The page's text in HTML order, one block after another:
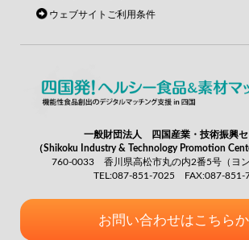
ウェブサイトご利用条件
一般財団法人 四国産業・技術振興セ
（Shikoku Industry & Technology Promotion
760-0033 香川県高松市丸の内2番5号（ヨン
TEL:087-851-7025 FAX:087-851-
お問い合わせはこちら